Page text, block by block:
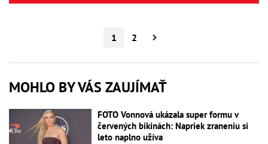
1 2
MOHLO BY VÁS ZAUJÍMAŤ
FOTO Vonnová ukázala super formu v
červených bikinách: Napriek zraneniu si
leto naplno užíva